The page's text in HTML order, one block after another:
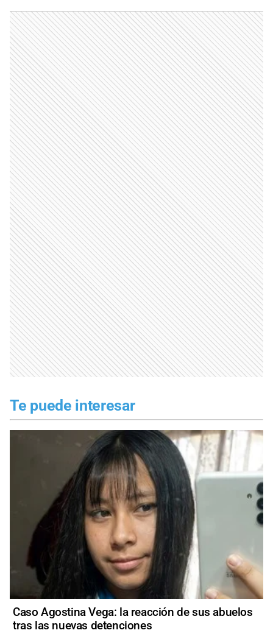
Te puede interesar
Caso Agostina Vega: la reacción de sus abuelos
tras las nuevas detenciones